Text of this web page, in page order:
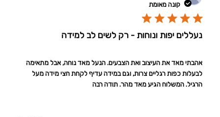
קונה מאומת
נעללים יפות ונוחות - רק לשים לב למידה
אהבתי מאד את העיצוב ואת הצבעים. הנעל מאד נוחה, אבל מתאימה
לבעלות כפות רגליים צרות, וגם במידה עדיף לקחת חצי מידה מעל
הרגיל. המשלוח הגיע מאד מהר. תודה רבה